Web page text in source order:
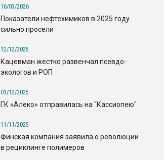
16/03/2026
Показатели нефтехимиков в 2025 году
сильно просели
12/12/2025
Кацевман жестко развенчал псевдо-
экологов и РОП
01/12/2025
ГК «Алеко» отправилась на "Кассиопею"
11/11/2025
Финская компания заявила о революции
в рециклинге полимеров